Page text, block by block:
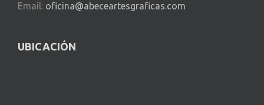
Email: oficina@abeceartesgraficas.com
UBICACIÓN